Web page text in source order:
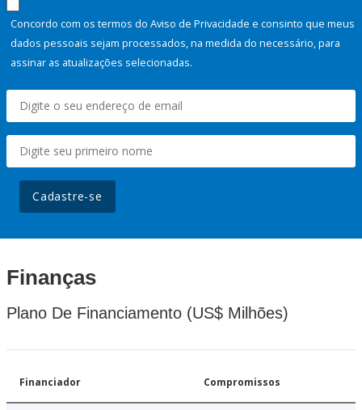
Concordo com os termos do Aviso de Privacidade e consinto que meus
dados pessoais sejam processados, na medida do necessário, para
assinar as atualizações selecionadas.
Cadastre-se
Finanças
Plano De Financiamento (US$ Milhões)
Financiador Compromissos